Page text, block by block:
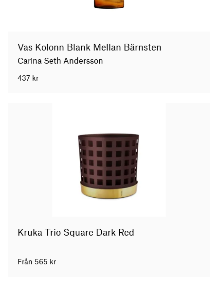
Vas Kolonn Blank Mellan Bärnsten
Carina Seth Andersson
437 kr
Kruka Trio Square Dark Red
Från 565 kr